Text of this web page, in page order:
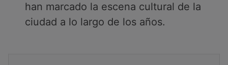
han marcado la escena cultural de la
ciudad a lo largo de los años.